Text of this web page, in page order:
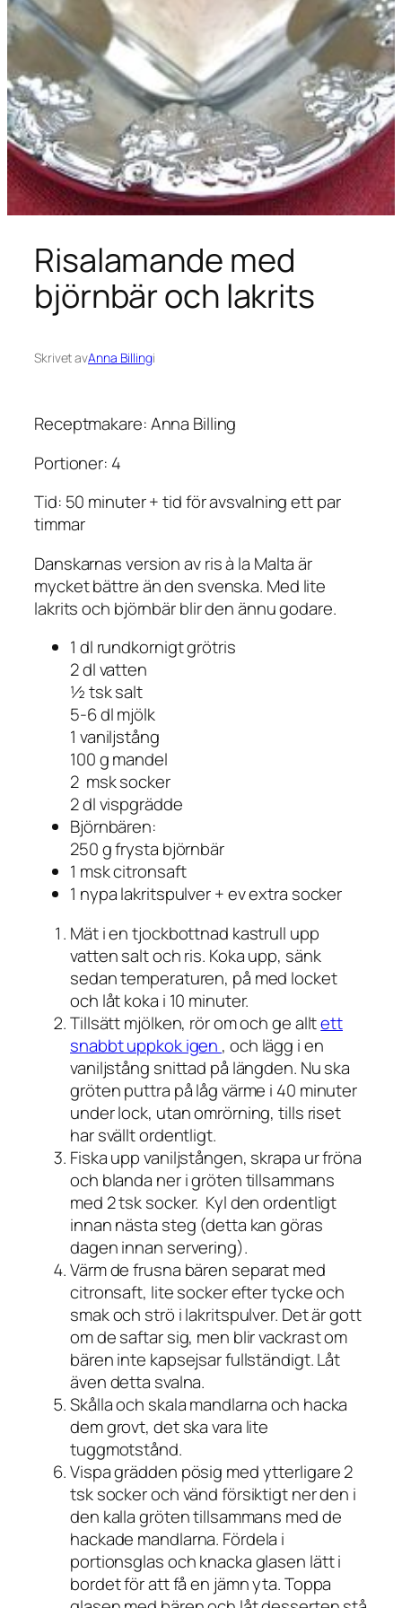
Risalamande med
björnbär och lakrits
Skrivet avAnna Billingi
Receptmakare: Anna Billing
Portioner: 4
Tid: 50 minuter + tid för avsvalning ett par
timmar
Danskarnas version av ris à la Malta är
mycket bättre än den svenska. Med lite
lakrits och björnbär blir den ännu godare.
1 dl rundkornigt grötris
2 dl vatten
½ tsk salt
5-6 dl mjölk
1 vaniljstång
100 g mandel
2 msk socker
2 dl vispgrädde
Björnbären:
250 g frysta björnbär
1 msk citronsaft
1 nypa lakritspulver + ev extra socker
Mät i en tjockbottnad kastrull upp
vatten salt och ris. Koka upp, sänk
sedan temperaturen, på med locket
och låt koka i 10 minuter.
Tillsätt mjölken, rör om och ge alltett
snabbt uppkok igen , och lägg i en
vaniljstång snittad på längden. Nu ska
gröten puttra på låg värme i 40 minuter
under lock, utan omrörning, tills riset
har svällt ordentligt.
Fiska upp vaniljstången, skrapa ur fröna
och blanda ner i gröten tillsammans
med 2 tsk socker. Kyl den ordentligt
innan nästa steg (detta kan göras
dagen innan servering).
Värm de frusna bären separat med
citronsaft, lite socker efter tycke och
smak och strö i lakritspulver. Det är gott
om de saftar sig, men blir vackrast om
bären inte kapsejsar fullständigt. Låt
även detta svalna.
Skålla och skala mandlarna och hacka
dem grovt, det ska vara lite
tuggmotstånd.
Vispa grädden pösig med ytterligare 2
tsk socker och vänd försiktigt ner den i
den kalla gröten tillsammans med de
hackade mandlarna. Fördela i
portionsglas och knacka glasen lätt i
bordet för att få en jämn yta. Toppa